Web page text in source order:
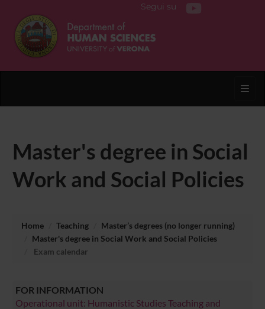
Segui su
Master's degree in Social
Work and Social Policies
Home Teaching
Master’s degrees (no longer running)
Master's degree in Social Work and Social Policies
Exam calendar
FOR INFORMATION
Operational unit: Humanistic Studies Teaching and